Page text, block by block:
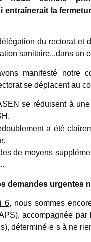
entraînerait la
du rectorat et
sanitaire...dans un
manifesté notre
se déplacent au
se réduisent à
a été
de moyens
demandes urgentes
6, nous sommes
accompagnée
déterminé·e·s à ne